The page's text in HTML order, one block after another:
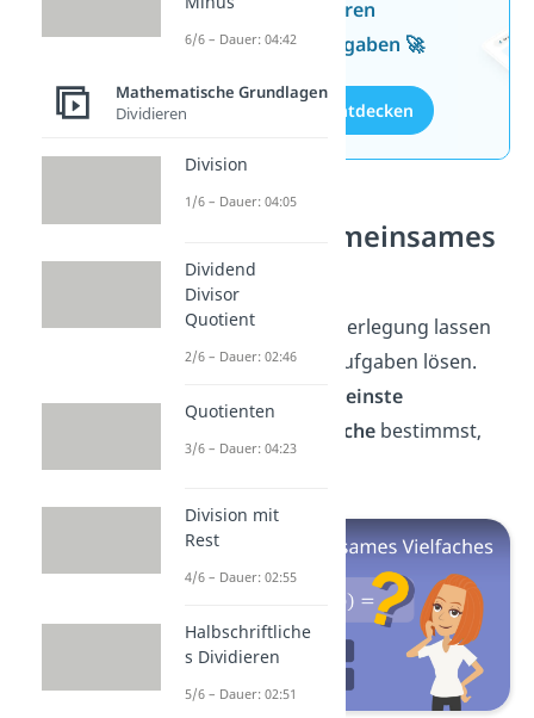
Wissen mit unseren
kostenlosen Aufgaben 🚀
Aufgaben entdecken
Kleinstes gemeinsames
Vielfaches
Mit der Primfaktorzerlegung lassen
sich auch weitere Aufgaben lösen.
kleinste
Vielfachebestimmst,
6/6 – Dauer: 04:42
Mathematische Grundlagen
Dividieren
Division
1/6 – Dauer: 04:05
Dividend
Divisor
Quotient
2/6 – Dauer: 02:46
Quotienten
3/6 – Dauer: 04:23
Division mit
Rest
4/6 – Dauer: 02:55
Halbschriftliche
s Dividieren
5/6 – Dauer: 02:51